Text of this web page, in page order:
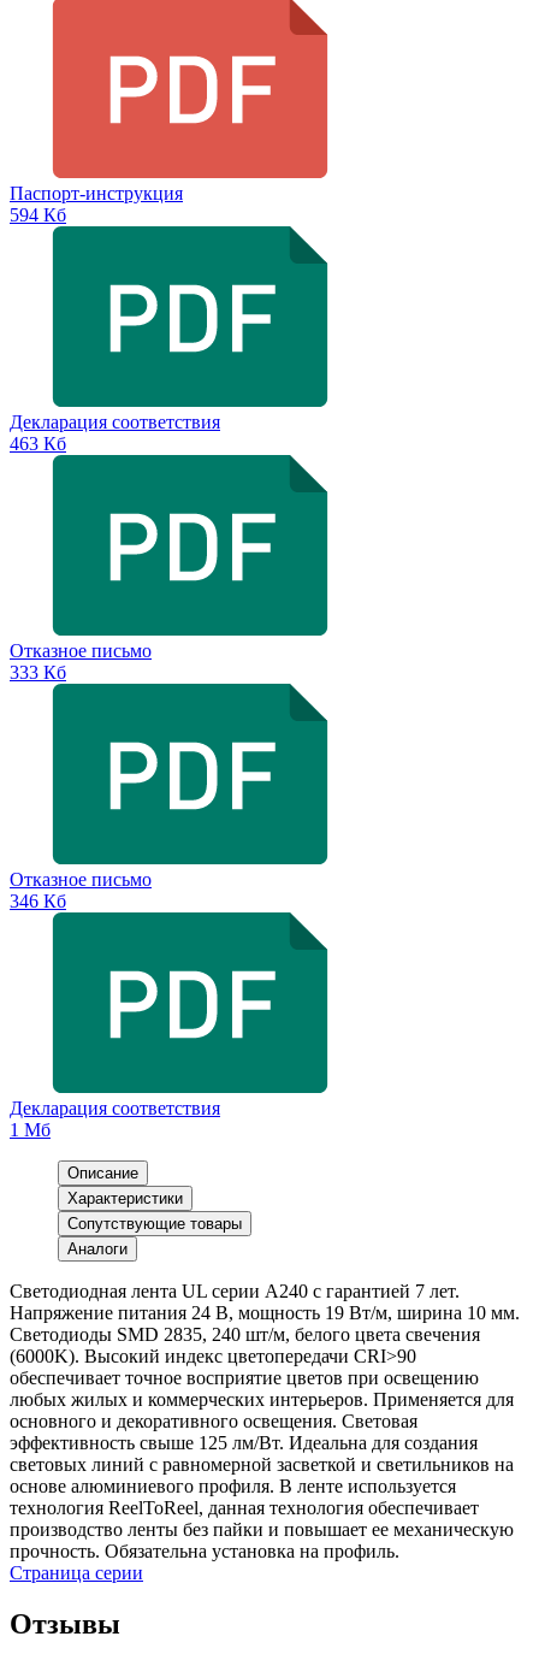
Паспорт-инструкция
594 Кб
Декларация соответствия
463 Кб
Отказное письмо
333 Кб
Отказное письмо
346 Кб
Декларация соответствия
1 Мб
Описание
Характеристики
Сопутствующие товары
Аналоги
Светодиодная лента UL серии A240 с гарантией 7 лет.
Напряжение питания 24 В, мощность 19 Вт/м, ширина 10 мм.
Светодиоды SMD 2835, 240 шт/м, белого цвета свечения
(6000K). Высокий индекс цветопередачи CRI>90
обеспечивает точное восприятие цветов при освещению
любых жилых и коммерческих интерьеров. Применяется для
основного и декоративного освещения. Световая
эффективность свыше 125 лм/Вт. Идеальна для создания
световых линий с равномерной засветкой и светильников на
основе алюминиевого профиля. В ленте используется
технология ReelToReel, данная технология обеспечивает
производство ленты без пайки и повышает ее механическую
прочность. Обязательна установка на профиль.
Страница серии
Отзывы